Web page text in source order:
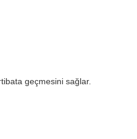
geçmesini sağlar.